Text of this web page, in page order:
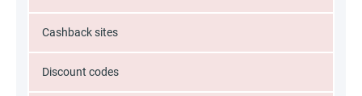
Cashback sites
Discount codes